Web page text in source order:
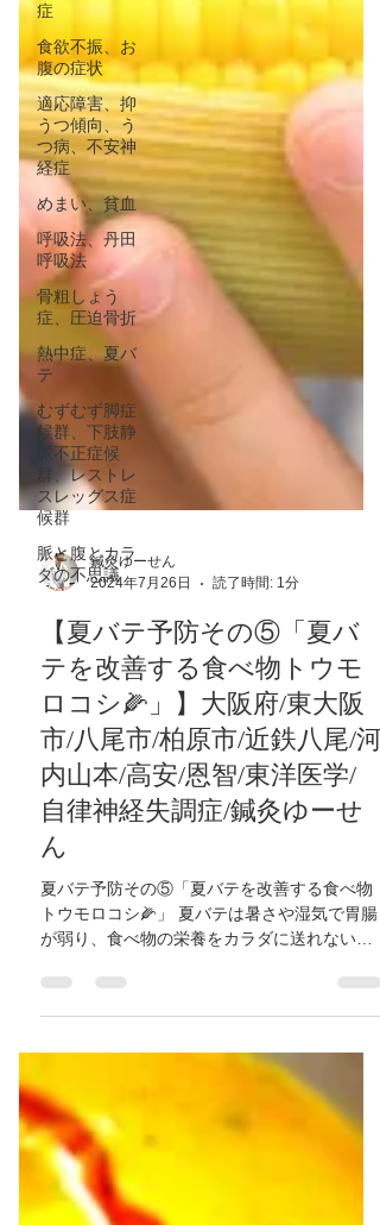
症
食欲不振、お
腹の症状
適応障害、抑
うつ傾向、う
つ病、不安神
経症
めまい、貧血
呼吸法、丹田
呼吸法
骨粗しょう
症、圧迫骨折
熱中症、夏バ
テ
むずむず脚症
候群、下肢静
脈不正症候
群、レストレ
スレッグス症
候群
脈と腹とカラ
ダの不思議
鍼灸ゆーせん
2024年7月26日
読了時間: 1分
【夏バテ予防その⑤「夏バ
テを改善する食べ物トウモ
ロコシ🌽」】大阪府/東大阪
市/八尾市/柏原市/近鉄八尾/河
内山本/高安/恩智/東洋医学/
自律神経失調症/鍼灸ゆーせ
ん
夏バテ予防その⑤「夏バテを改善する食べ物
態です。 症状は食欲不振、頭重感、頭痛、め
まい、倦怠感、下痢、口の粘つきなど。 ・ト
ウモロコシ トウモロコシは胃腸を整え、胃腸
の余分な水分を出してくれ...